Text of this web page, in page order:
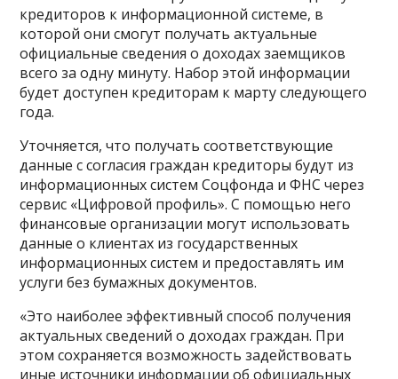
кредиторов к информационной системе, в
которой они смогут получать актуальные
официальные сведения о доходах заемщиков
всего за одну минуту. Набор этой информации
будет доступен кредиторам к марту следующего
года.
Уточняется, что получать соответствующие
данные с согласия граждан кредиторы будут из
информационных систем Соцфонда и ФНС через
сервис «Цифровой профиль». С помощью него
финансовые организации могут использовать
данные о клиентах из государственных
информационных систем и предоставлять им
услуги без бумажных документов.
«Это наиболее эффективный способ получения
актуальных сведений о доходах граждан. При
этом сохраняется возможность задействовать
иные источники информации об официальных